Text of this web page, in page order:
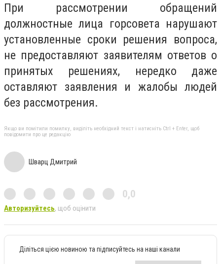
При рассмотрении обращений
должностные лица горсовета нарушают
установленные сроки решения вопроса,
не предоставляют заявителям ответов о
принятых решениях, нередко даже
оставляют заявления и жалобы людей
без рассмотрения.
Якщо ви помітили помилку, виділіть необхідний текст і натисніть Ctrl + Enter, щоб
повідомити про це редакцію
Шварц Дмитрий
0,0
Авторизуйтесь, щоб оцінити
Діліться цією новиною та підписуйтесь на наші канали